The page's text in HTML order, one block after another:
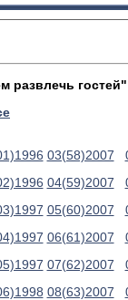
развлечь гостей"
03(58)2007
04(59)2007
05(60)2007
06(61)2007
07(62)2007
08(63)2007